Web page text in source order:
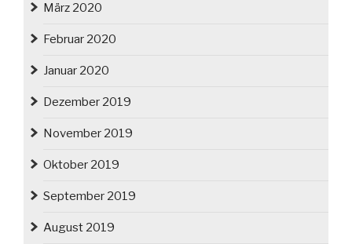
März 2020
Februar 2020
Januar 2020
Dezember 2019
November 2019
Oktober 2019
September 2019
August 2019